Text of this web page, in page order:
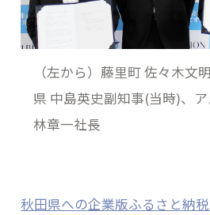
（左から）藤里町 佐々木文
県 中島英史副知事(当時)、
林章一社長
秋田県への企業版ふるさと納